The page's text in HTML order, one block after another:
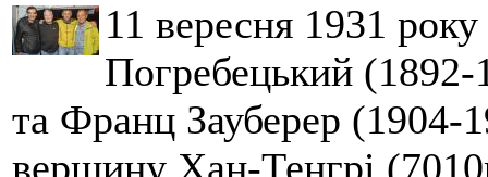
11 вересня 1931
Погребецький
та Франц Зауберер (1904-
вершину Хан-Тенгрі